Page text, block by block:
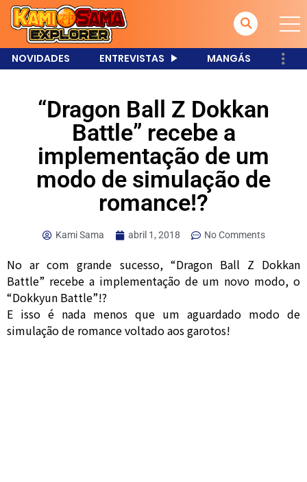
NOVIDADES ENTREVISTAS MANGÁS
“Dragon Ball Z Dokkan
Battle” recebe a
implementação de um
modo de simulação de
romance!?
Kami Sama abril 1, 2018 No Comments
No ar com grande sucesso, “Dragon Ball Z Dokkan
Battle” recebe a implementação de um novo modo, o
“Dokkyun Battle”!?
E isso é nada menos que um aguardado modo de
simulação de romance voltado aos garotos!